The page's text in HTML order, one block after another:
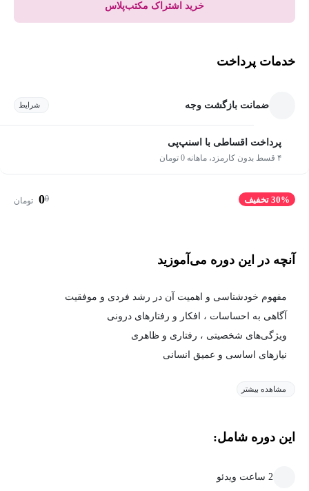
خرید اشتراک مکتب‌پلاس
خدمات پرداخت
ضمانت بازگشت وجه شرایط
پرداخت اقساطی با اسنپ‌پی
۴ قسط بدون کارمزد، ماهانه 0 تومان
30% تخفیف 0
0 تومان
آنچه در این دوره می‌آموزید
مفهوم خودشناسی و اهمیت آن در رشد فردی و موفقیت
آگاهی به احساسات ، افکار و رفتارهای درونی
ویژگی‌های شخصیتی ، رفتاری و ظاهری
نیازهای اساسی و عمیق انسانی
مشاهده بیشتر
این دوره شامل:
2 ساعت ویدئو